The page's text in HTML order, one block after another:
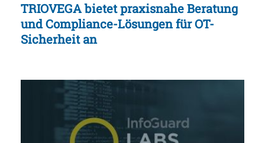
TRIOVEGA bietet praxisnahe Beratung
und Compliance-Lösungen für OT-
Sicherheit an